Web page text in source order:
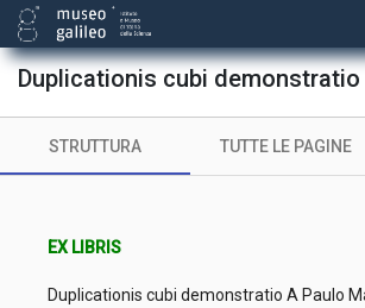
Duplicationis cubi demonstratio
STRUTTURA TUTTE LE PAGINE
EX LIBRIS
Duplicationis cubi demonstratio A Paulo